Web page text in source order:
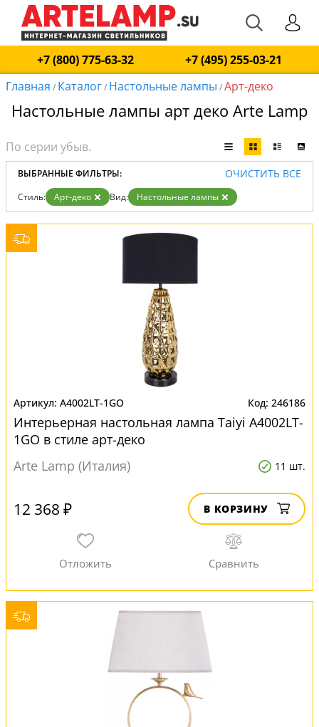
+7 (800) 775-63-32
+7 (495) 255-03-21
Главная / Каталог/ Настольные лампы /Арт-деко
Настольные лампы арт деко Arte Lamp
ВЫБРАННЫЕ ФИЛЬТРЫ: ОЧИСТИТЬ ВСЕ
Стиль: Арт-деко Вид: Настольные лампы
A4002LT-1GO 246186
Интерьерная настольная лампа Taiyi A4002LT-
1GO в стиле арт-деко
Arte Lamp (Италия)
11 шт.
12 368 ₽ В КОРЗИНУ